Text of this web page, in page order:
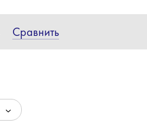
Сравнить